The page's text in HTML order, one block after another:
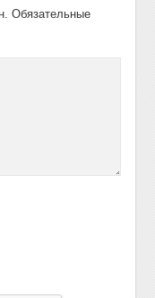
Обязательные